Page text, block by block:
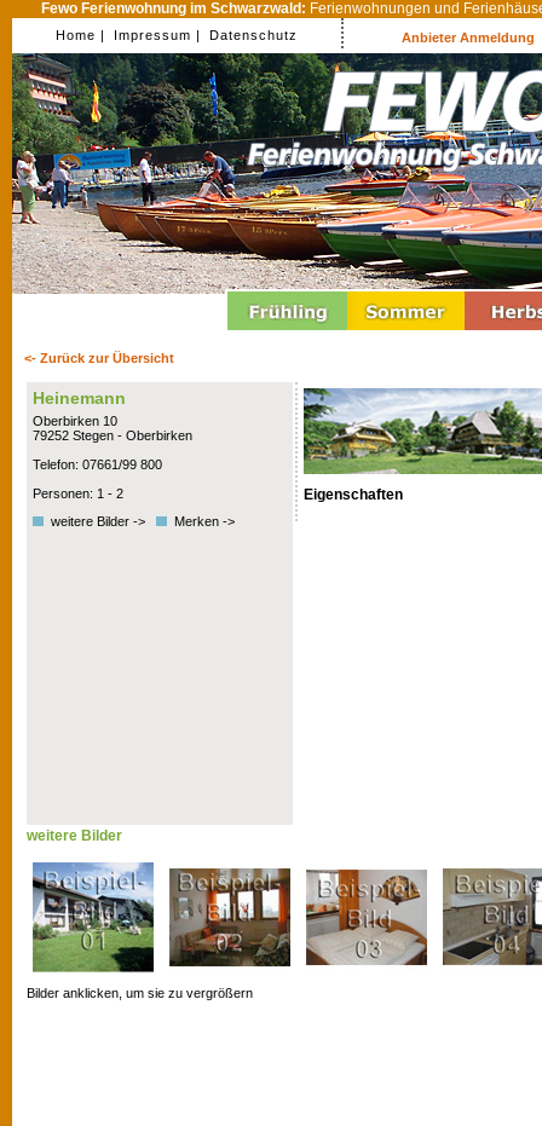
Fewo Ferienwohnung im Schwarzwald: Ferienwohnungen und
Home | Impressum | Datenschutz Anbieter Anmeldung
<- Zurück zur Übersicht
Heinemann
Oberbirken 10
79252 Stegen - Oberbirken
Telefon: 07661/99 800
Personen: 1 - 2
weitere Bilder ->
Merken ->
Eigenschaften
weitere Bilder
Bilder anklicken, um sie zu vergrößern